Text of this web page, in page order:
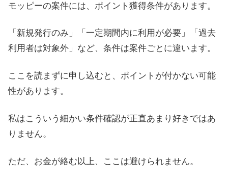
モッピーの案件には、ポイント獲得条件があります。
「新規発行のみ」「一定期間内に利用が必要」「過去
利用者は対象外」など、条件は案件ごとに違います。
ここを読まずに申し込むと、ポイントが付かない可能
性があります。
私はこういう細かい条件確認が正直あまり好きではあ
りません。
ただ、お金が絡む以上、ここは避けられません。